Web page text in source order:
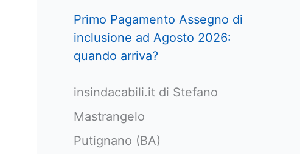
Primo Pagamento Assegno di
inclusione ad Agosto 2026:
quando arriva?
insindacabili.it di Stefano
Mastrangelo
Putignano (BA)